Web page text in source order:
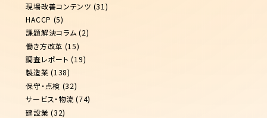
現場改善コンテンツ (31)
HACCP (5)
課題解決コラム (2)
働き方改革 (15)
調査レポート (19)
製造業 (138)
保守・点検 (32)
サービス・物流 (74)
建設業 (32)